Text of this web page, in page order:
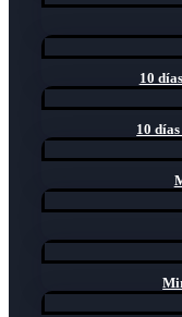
10
10